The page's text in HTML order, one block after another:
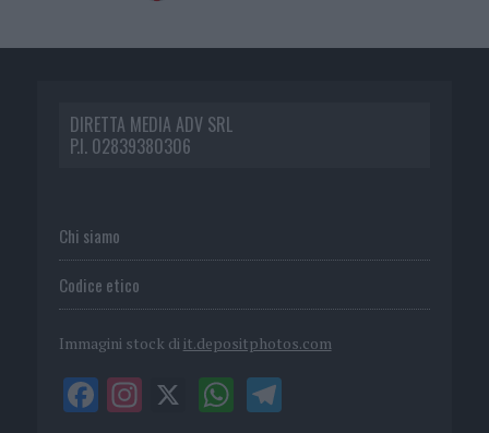
DIRETTA MEDIA ADV SRL
P.I. 02839380306
Chi siamo
Codice etico
Immagini stock di it.depositphotos.com